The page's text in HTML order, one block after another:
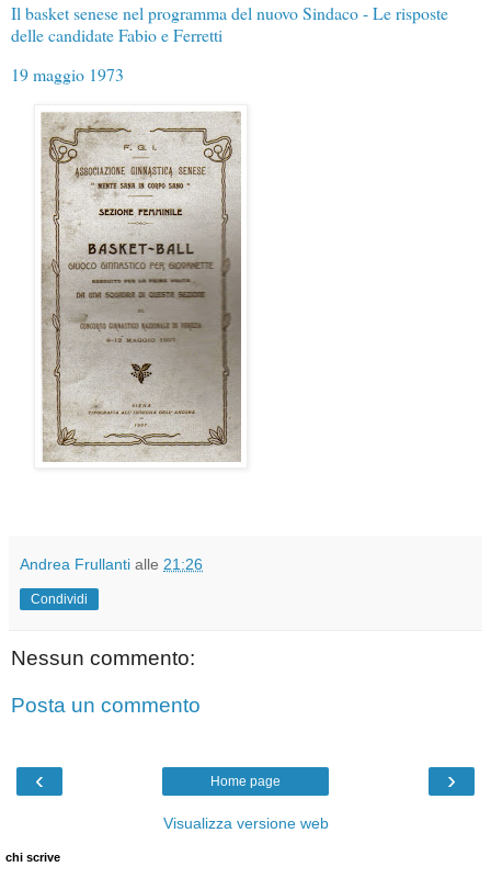
Il basket senese nel programma del nuovo Sindaco - Le risposte
delle candidate Fabio e Ferretti
19 maggio 1973
Andrea Frullanti alle 21:26
Condividi
Nessun commento:
Posta un commento
‹ ›
Home page
Visualizza versione web
chi scrive